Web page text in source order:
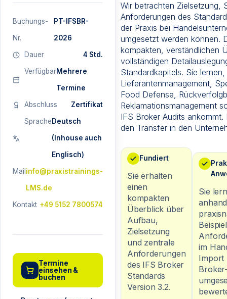
Wir betrachten Zielsetzung,
Anforderungen des
der Praxis bei
umgesetzt werden können.
kompakten, verständlichen
vollständigen
Standardkapitels. Sie
Lieferantenmanagement,
Food Defense,
Reklamationsmanagement
IFS Broker Audits
den Transfer in den
Fundiert
Sie erhalten
einen
kompakten
Überblick über
Aufbau,
Zielsetzung
und zentrale
Anforderungen
des IFS Broker
Standards
Version 3.2.
Sie
anhand
im
Import
Buchungs-
Nr.
PT-IFSBR-
2026
Dauer 4 Std.
VerfügbarMehrere
Termine
Abschluss Zertifikat
SpracheDeutsch
(Inhouse auch
Englisch)
Mail info@praxistrainings-
LMS.de
Kontakt +49 5152 7800574
Termine
einsehen &
buchen